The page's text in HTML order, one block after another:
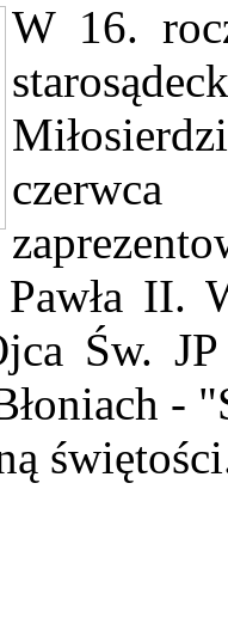
W 16.
II.
Św.
-